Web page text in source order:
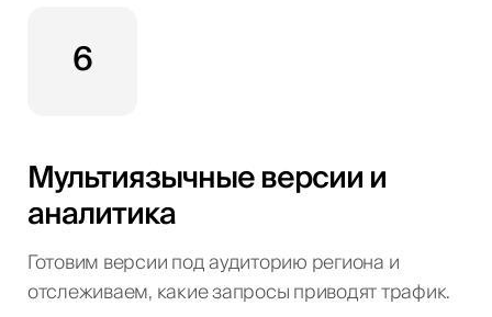
6
Мультиязычные версии и
аналитика
Готовим версии под аудиторию региона и
отслеживаем, какие запросы приводят трафик.